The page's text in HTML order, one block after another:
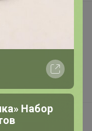
Набор